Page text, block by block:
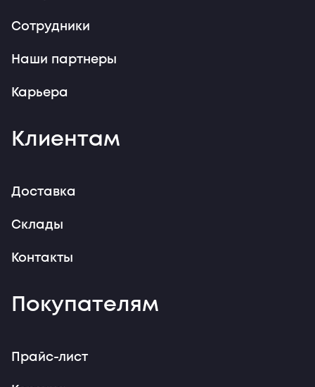
Сотрудники
Наши партнеры
Карьера
Клиентам
Доставка
Склады
Контакты
Покупателям
Прайс-лист